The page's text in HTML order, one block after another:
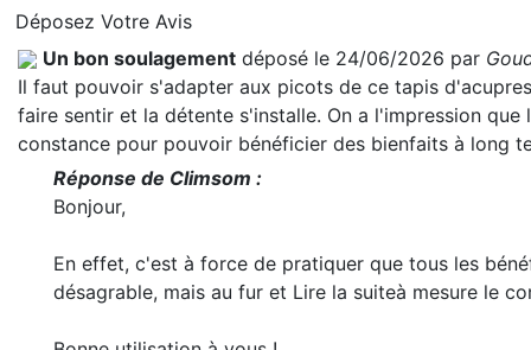
Déposez Votre Avis
Un bon soulagement déposé le 24/06/2026 par
Il faut pouvoir s'adapter aux picots de ce tapis
faire sentir et la détente s'installe. On a l'impression
constance pour pouvoir bénéficier des bienfaits à long
Réponse de Climsom :
Bonjour,
En effet, c'est à force de pratiquer que tous les
désagrable, mais au fur et Lire la suiteà mesure le